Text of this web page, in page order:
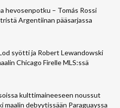
hevosenpotku – Tomás Rossi
Argentiinan pääsarjassa
syötti ja Robert Lewandowski
Chicago Firelle MLS:ssä
kulttimaineeseen noussut
maalin debyytissään Paraguayssa